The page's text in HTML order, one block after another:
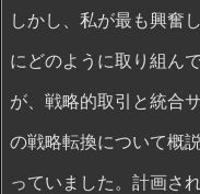
しかし、私が最も興奮
にどのように取り組ん
が、戦略的取引と統合
の戦略転換について概
っていました。計画さ